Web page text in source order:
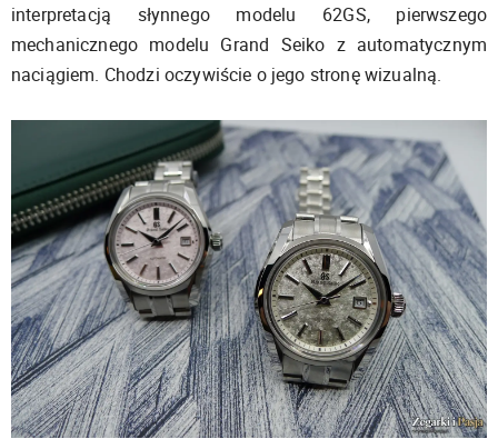
interpretacją słynnego modelu 62GS, pierwszego
mechanicznego modelu Grand Seiko z automatycznym
naciągiem. Chodzi oczywiście o jego stronę wizualną.